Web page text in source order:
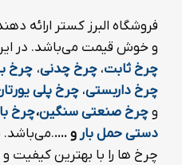
فروشگاه البرز کستر ارائه
و خوش قیمت می‌باشد. در این
چرخ ثابت، چرخ چدنی، چرخ
چرخ داربستی، چرخ پلی
وچرخ صنعتی سنگین،چرخ
دستی حمل بارو .....می‌باشد.
چرخ ها را با بهترین